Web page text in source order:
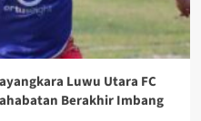
Luwu Utara FC
Berakhir Imbang